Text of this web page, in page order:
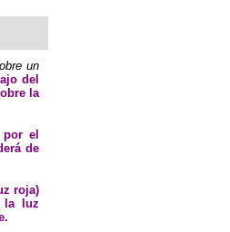
un
del
la
el
de
roja)
la luz